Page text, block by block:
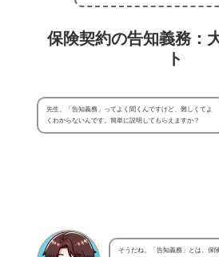
保険契約の告知義務：
ト
先生、「告知義務」ってよく聞くんですけど、難しくてよ
くわからないんです。簡単に説明してもらえますか？
そうだね。「告知義務」とは、保